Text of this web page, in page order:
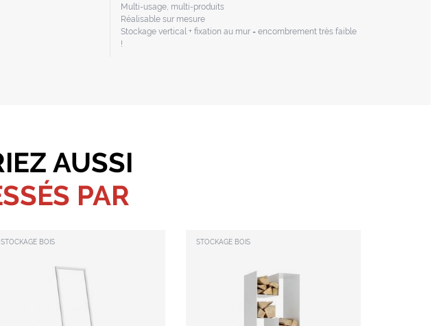
Multi-usage, multi-produits
Réalisable sur mesure
Stockage vertical + fixation au mur = encombrement très faible
!
AUSSI
PAR
STOCKAGE BOIS STOCKAGE BOIS